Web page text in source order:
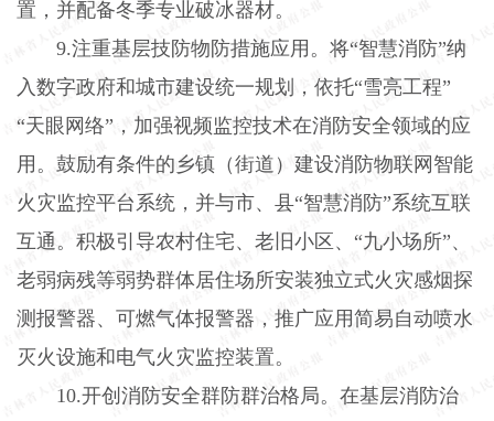
置，并配备冬季专业破冰器材。
9.注重基层技防物防措施应用。将“智慧消防”纳
入数字政府和城市建设统一规划，依托“雪亮工程”
“天眼网络”，加强视频监控技术在消防安全领域的应
用。鼓励有条件的乡镇（街道）建设消防物联网智能
火灾监控平台系统，并与市、县“智慧消防”系统互联
互通。积极引导农村住宅、老旧小区、“九小场所”、
老弱病残等弱势群体居住场所安装独立式火灾感烟探
测报警器、可燃气体报警器，推广应用简易自动喷水
灭火设施和电气火灾监控装置。
10.开创消防安全群防群治格局。在基层消防治